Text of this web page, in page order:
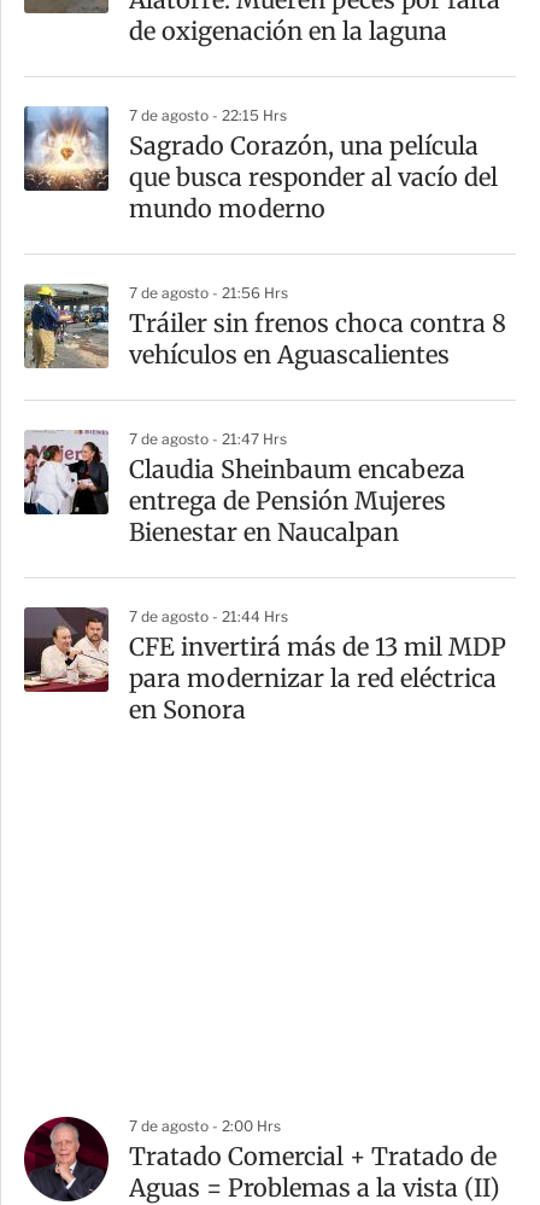
t
de oxigenación en la laguna
7 de agosto - 22:15 Hrs
Sagrado Corazón, una película
que busca responder al vacío del
mundo moderno
7 de agosto - 21:56 Hrs
Tráiler sin frenos choca contra 8
vehículos en Aguascalientes
7 de agosto - 21:47 Hrs
Claudia Sheinbaum encabeza
entrega de Pensión Mujeres
Bienestar en Naucalpan
7 de agosto - 21:44 Hrs
CFE invertirá más de 13 mil MDP
para modernizar la red eléctrica
en Sonora
7 de agosto - 2:00 Hrs
Tratado Comercial + Tratado de
Aguas = Problemas a la vista (II)